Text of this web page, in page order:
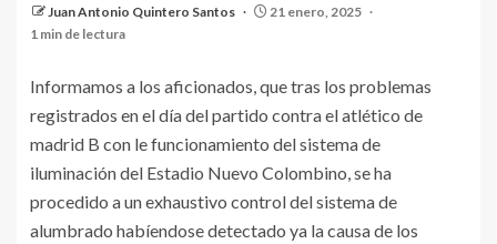
Juan Antonio Quintero Santos
21 enero, 2025
1 min de lectura
Informamos a los aficionados, que tras los problemas
registrados en el día del partido contra el atlético de
madrid B con le funcionamiento del sistema de
iluminación del Estadio Nuevo Colombino, se ha
procedido a un exhaustivo control del sistema de
alumbrado habíendose detectado ya la causa de los